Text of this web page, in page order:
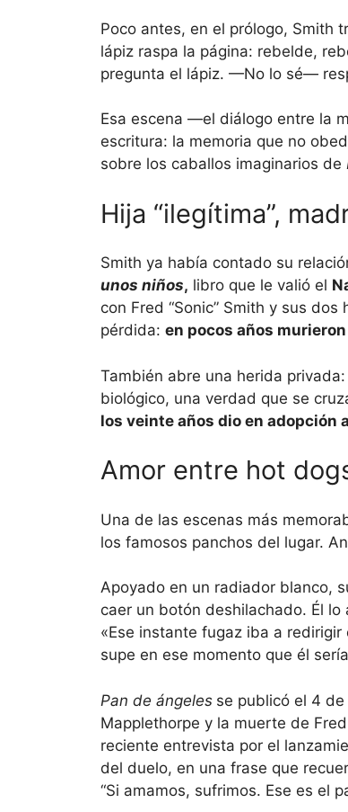
Poco antes, en el prólogo, Smith
lápiz raspa la página: rebelde,
pregunta el lápiz. —No lo sé—
Esa escena —el diálogo entre la
escritura: la memoria que no
sobre los caballos imaginarios de
Hija “ilegítima”,
Smith ya había contado su
unos niños, libro que le valió el
con Fred “Sonic” Smith y sus
pérdida: en pocos años
También abre una herida
biológico, una verdad que se
los veinte años dio en adopción
Amor entre hot
Una de las escenas más
los famosos panchos del lugar.
Apoyado en un radiador blanco,
caer un botón deshilachado. Él lo
«Ese instante fugaz iba a
supe en ese momento que él
Pan de ángeles se publicó el 4
Mapplethorpe y la muerte de
reciente entrevista por el
del duelo, en una frase que
“Si amamos, sufrimos. Ese es el